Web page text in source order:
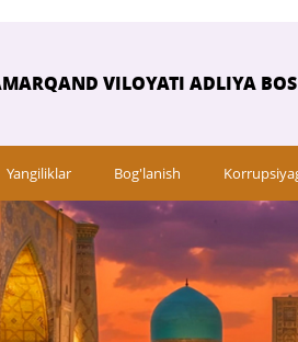
VILOYATI ADLIYA
Yangiliklar Bog'lanish